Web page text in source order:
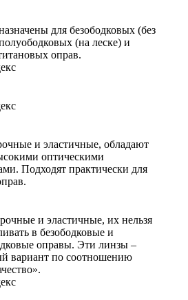
для безободковых (без
(на леске) и
оправ.
и эластичные, обладают
оптическими
Подходят практически для
и эластичные, их нельзя
в безободковые и
оправы. Эти линзы –
вариант по соотношению